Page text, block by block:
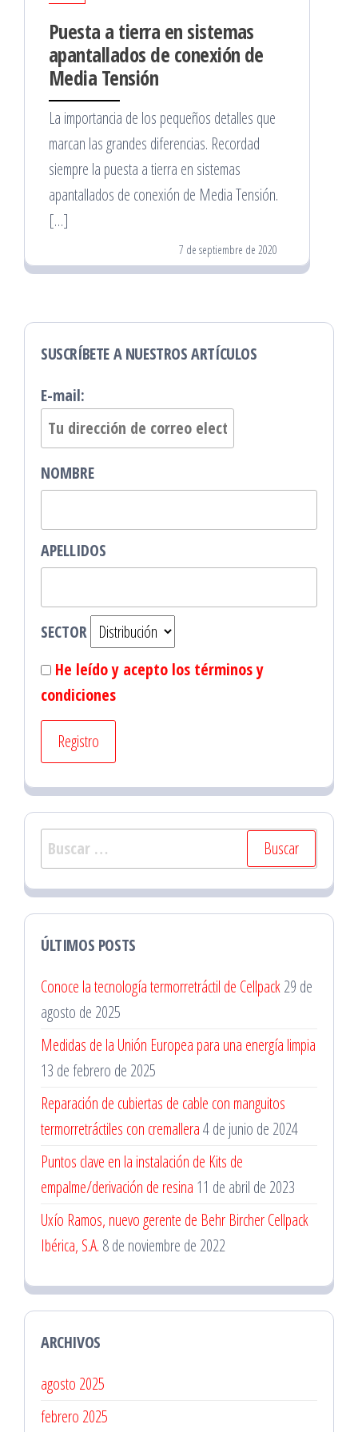
Puesta a tierra en sistemas
apantallados de conexión de
Media Tensión
La importancia de los pequeños detalles que
marcan las grandes diferencias. Recordad
siempre la puesta a tierra en sistemas
apantallados de conexión de Media Tensión.
[…]
7 de septiembre de 2020
SUSCRÍBETE A NUESTROS ARTÍCULOS
E-mail:
NOMBRE
APELLIDOS
SECTOR
He leído y acepto los términos y
condiciones
Buscar:
ÚLTIMOS POSTS
Conoce la tecnología termorretráctil de Cellpack29 de
agosto de 2025
Medidas de la Unión Europea para una energía limpia
13 de febrero de 2025
Reparación de cubiertas de cable con manguitos
termorretráctiles con cremallera4 de junio de 2024
Puntos clave en la instalación de Kits de
empalme/derivación de resina 11 de abril de 2023
Uxío Ramos, nuevo gerente de Behr Bircher Cellpack
Ibérica, S.A. 8 de noviembre de 2022
ARCHIVOS
agosto 2025
febrero 2025